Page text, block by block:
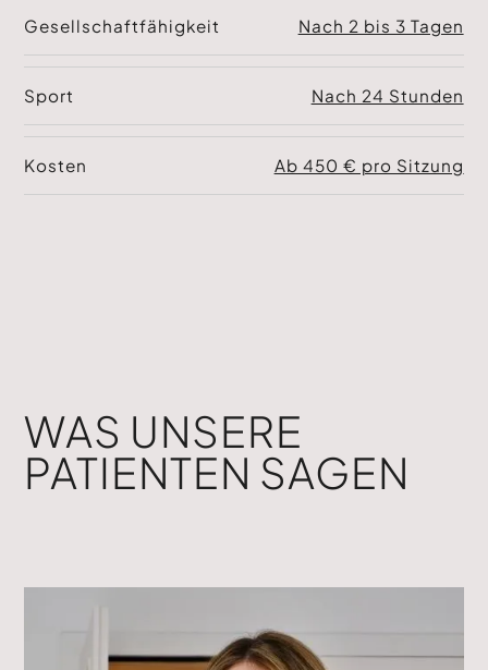
Gesellschaftfähigkeit Nach 2 bis 3 Tagen
Sport Nach 24 Stunden
Kosten Ab 450 € pro Sitzung
WAS UNSERE
PATIENTEN SAGEN